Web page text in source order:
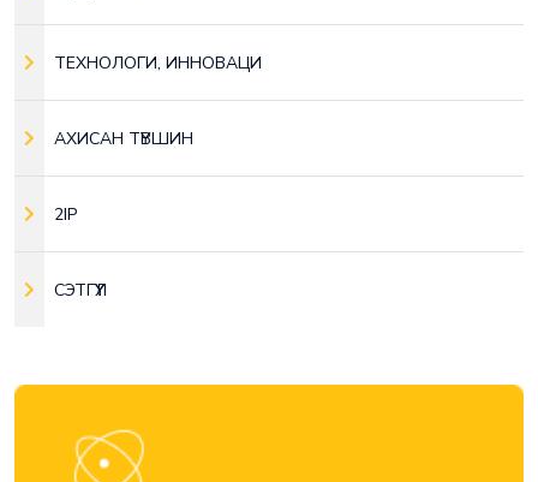
ТЕХНОЛОГИ, ИННОВАЦИ
АХИСАН ТҮВШИН
2IP
СЭТГҮҮЛ